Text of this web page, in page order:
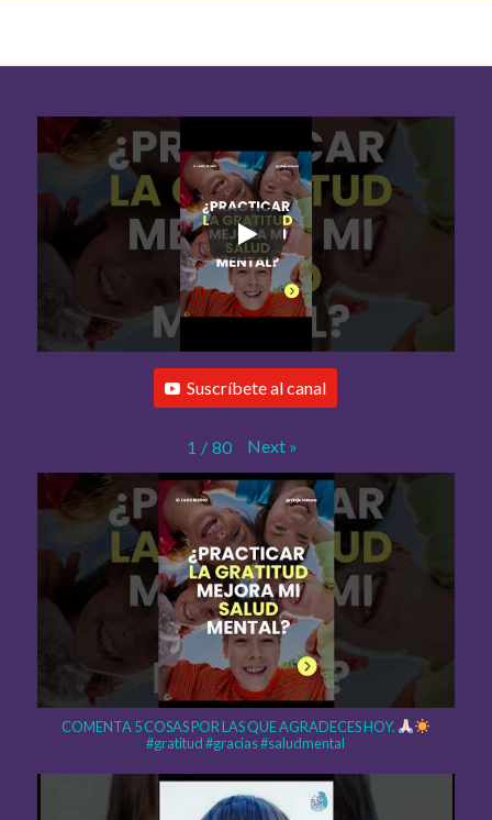
Suscríbete al canal
1 / 80 Next »
COMENTA 5 COSAS POR LAS QUE AGRADECES HOY.
#gratitud #gracias #saludmental